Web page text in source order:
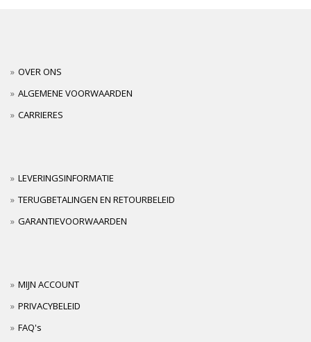
OVER ONS
ALGEMENE VOORWAARDEN
CARRIERES
LEVERINGSINFORMATIE
TERUGBETALINGEN EN RETOURBELEID
GARANTIEVOORWAARDEN
MIJN ACCOUNT
PRIVACYBELEID
FAQ's